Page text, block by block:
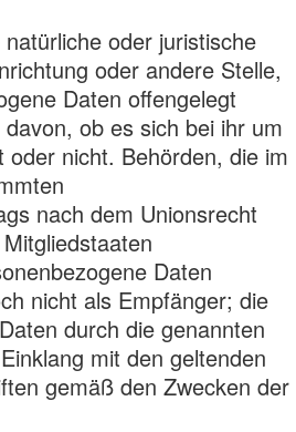
natürliche oder juristische
oder andere Stelle,
Daten offengelegt
ob es sich bei ihr um
oder nicht. Behörden, die im
nach dem Unionsrecht
Daten
nicht als Empfänger; die
durch die genannten
mit den geltenden
gemäß den Zwecken der